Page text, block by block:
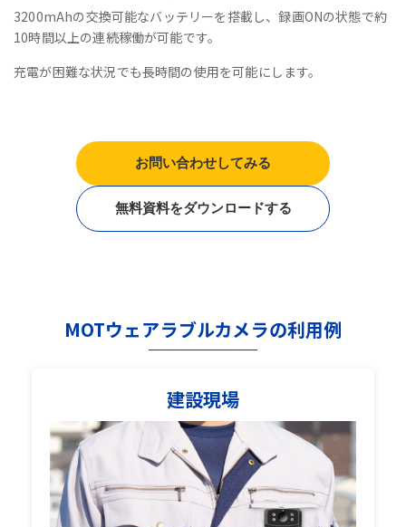
3200mAhの交換可能なバッテリーを搭載し、録画ONの状態で約
10時間以上の連続稼働が可能です。
充電が困難な状況でも長時間の使用を可能にします。
お問い合わせしてみる
無料資料をダウンロードする
MOTウェアラブルカメラの利用例
建設現場